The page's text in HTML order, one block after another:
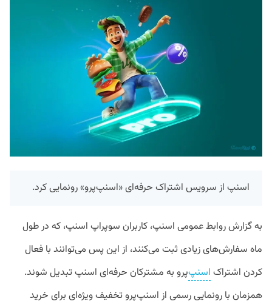
اسنپ از سرویس اشتراک حرفه‌ای «اسنپ‌پرو» رونمایی کرد.
به گزارش روابط عمومی اسنپ، کاربران سوپراپ اسنپ‌، که در طول
ماه سفارش‌های زیادی ثبت می‌کنند، از این پس می‌توانند با فعال
کردن اشتراک اسنپپرو به مشترکان حرفه‌ای اسنپ تبدیل شوند.
همزمان با رونمایی رسمی از اسنپ‌پرو تخفیف ویژه‌ای برای خرید